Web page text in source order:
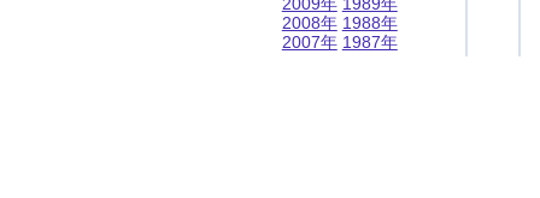
2008年
2007年
1988年
1987年